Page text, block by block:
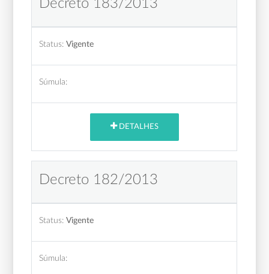
Decreto 183/2013
Status: Vigente
Súmula:
DETALHES
Decreto 182/2013
Status: Vigente
Súmula: